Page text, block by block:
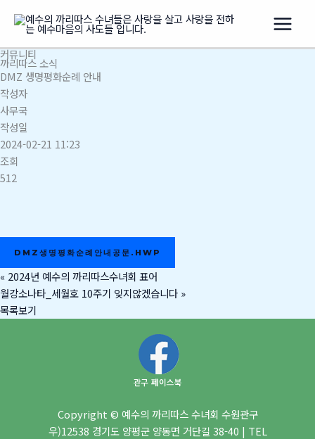
로
건
너
뛰
기
커뮤니티
까리따스 소식
DMZ 생명평화순례 안내
작성자
사무국
작성일
2024-02-21 11:23
조회
512
DMZ생명평화순례안내공문.HWP
« 2024년 예수의 까리따스수녀회 표어
월강소나타_세월호 10주기 잊지않겠습니다 »
목록보기
Copyright © 예수의 까리따스 수녀회 수원관구
우)12538 경기도 양평군 양동면 거단길 38-40 | TEL